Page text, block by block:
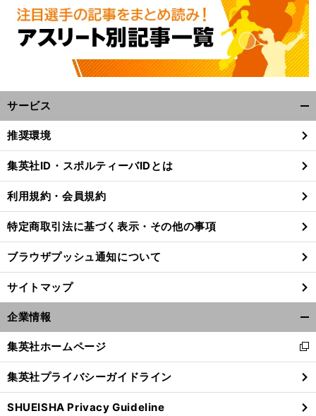
サービス
閉
る
推奨環境
集英社ID・スポルティーバIDとは
利用規約・会員規約
特定商取引法に基づく表示・その他の事項
ブラウザプッシュ通知について
サイトマップ
企業情報
閉
る
集英社ホームページ
新
し
い
ウ
ィ
集英社プライバシーガイドライン
SHUEISHA Privacy Guideline